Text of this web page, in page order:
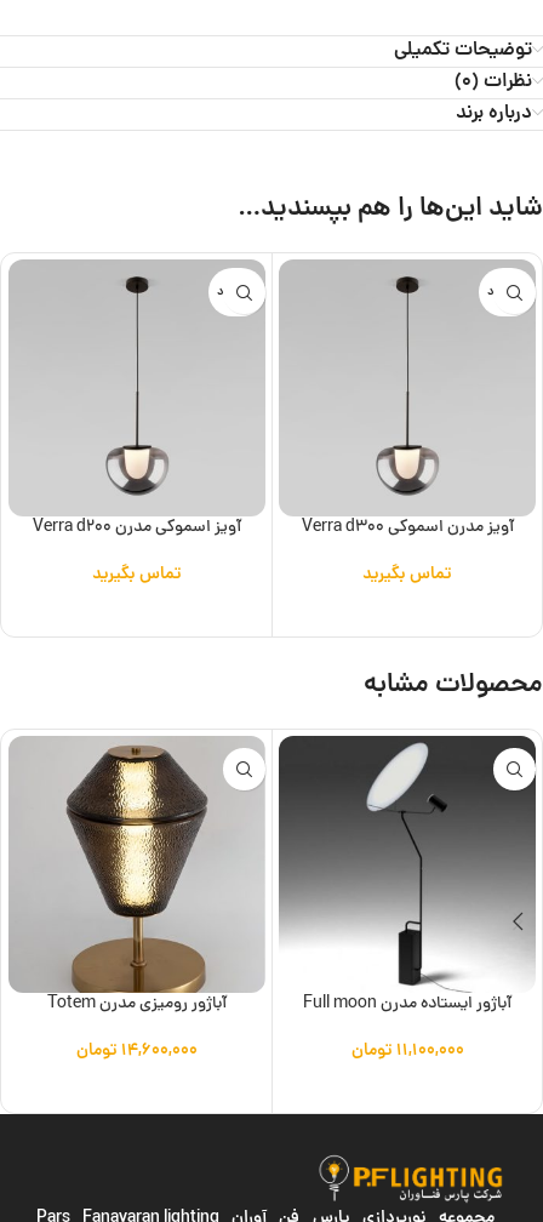
توضیحات تکمیلی
نظرات (0)
درباره برند
شاید این‌ها را هم بپسندید…
ناموجود
آویز مدرن اسموکی Verra d300
تماس بگیرید
ناموجود
آویز اسموکی مدرن Verra d200
تماس بگیرید
محصولات مشابه
آباژور ایستاده مدرن Full moon
۱۱,۱۰۰,۰۰۰ تومان
آباژور رومیزی مدرن Totem
۱۴,۶۰۰,۰۰۰ تومان